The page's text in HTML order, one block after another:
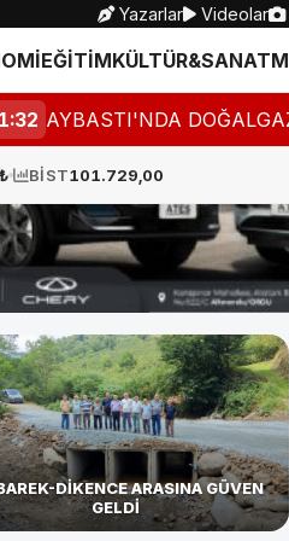
Yazarlar Videolar
EĞİTİMKÜLTÜR&SANAT
DOĞALGAZ İÇİN GERİ
BİST101.729,00
DİKENCE ARASINA GÜVEN
GELDİ